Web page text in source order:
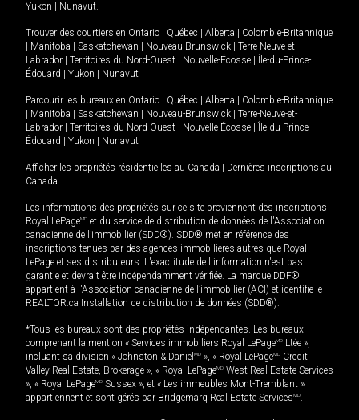
Yukon
Nunavut.
Trouver des courtiers en Ontario Québec Alberta
Colombie-Britannique
Manitoba Saskatchewan Nouveau-Brunswick
Terre-Neuve-et-
Labrador
Territoires du Nord-Ouest Nouvelle-Écosse
Île-du-Prince-
Édouard
Yukon Nunavut
Parcourir les bureaux en Ontario Québec Alberta
Colombie-Britannique
Manitoba Saskatchewan Nouveau-Brunswick
Terre-Neuve-et-
Labrador
Territoires du Nord-Ouest Nouvelle-Écosse
Île-du-Prince-
Édouard
Yukon Nunavut
Afficher les propriétés résidentielles au Canada
Dernières inscriptions au
Canada
Les informations des propriétés sur ce site proviennent des inscriptions
Royal LePageMD et du service de distribution de données de l'Association
canadienne de l’immobilier (SDD®). SDD® met en référence des
inscriptions tenues par des agences immobilières autres que Royal
LePage et ses distributeurs. L'exactitude de l'information n'est pas
garantie et devrait être indépendamment vérifiée. La marque DDF®
appartient à l'Association canadienne de l’immobilier (ACI) et identifie le
REALTOR.ca Installation de distribution de données (SDD®).
*Tous les bureaux sont des propriétés indépendantes. Les bureaux
comprenant la mention « Services immobiliers Royal LePageMD Ltée »,
incluant sa division « Johnston & Daniel MD », « Royal LePageMD Credit
Valley Real Estate, Brokerage », « Royal LePageMD West Real Estate Services
», « Royal LePageMD Sussex », et « Les immeubles Mont-Tremblant »
appartiennent et sont gérés par Bridgemarq Real Estate ServicesMD.